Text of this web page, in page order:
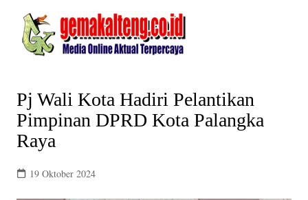
content
Pj Wali Kota Hadiri Pelantikan
Pimpinan DPRD Kota Palangka
Raya
19 Oktober 2024